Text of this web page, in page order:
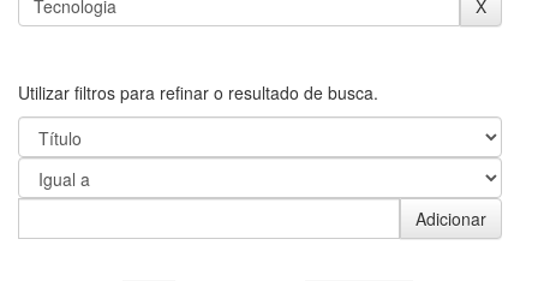
Utilizar filtros para refinar o resultado de busca.